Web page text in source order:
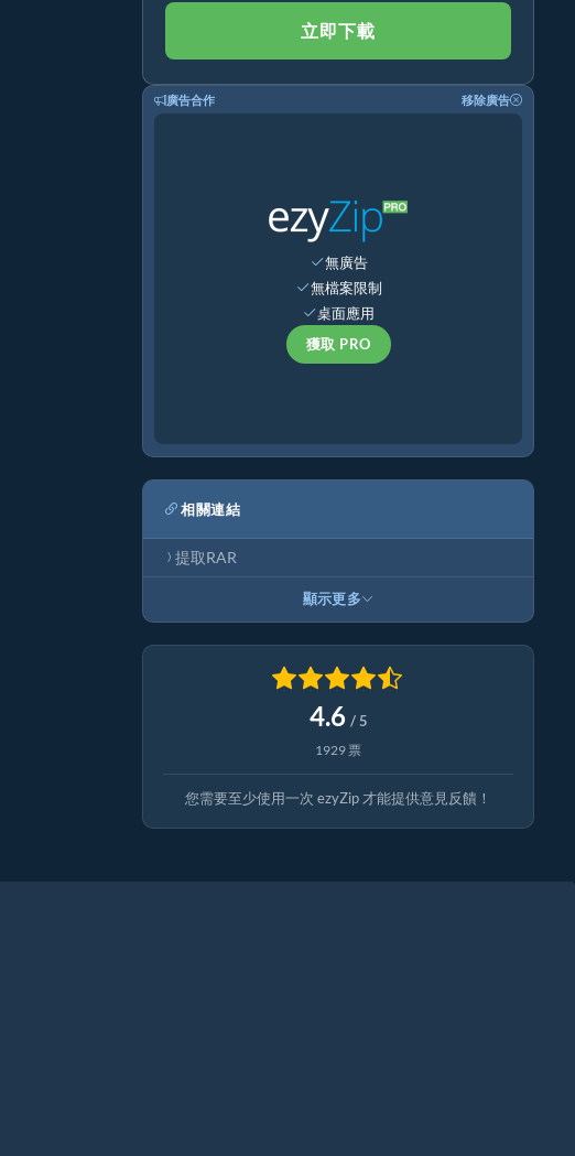
立即下載
廣告合作 移除廣告
無廣告
無檔案限制
桌面應用
獲取 PRO
相關連結
提取RAR
顯示更多
4.6 / 5
1929 票
您需要至少使用一次 ezyZip 才能提供意見反饋！